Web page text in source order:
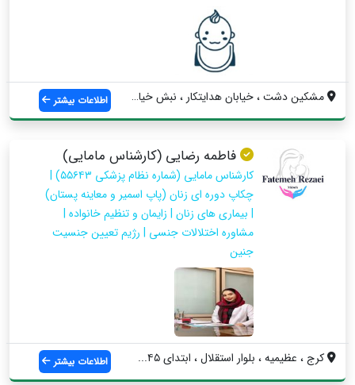
مشکین دشت ، خیابان هدایتکار ، نبش خیابان... اطلاعات بیشتر
فاطمه رضایی (کارشناس مامایی)
کارشناس مامایی (شماره نظام پزشکی ۵۵۶۴۳) |
چکاپ دوره ای زنان (پاپ اسمیر و معاینه پستان)
| بیماری های زنان | زایمان و تنظیم خانواده |
مشاوره اختلالات جنسی | رژیم تعیین جنسیت
جنین
کرج ، عظیمیه ، بلوار استقلال ، ابتدای ۴۵... اطلاعات بیشتر